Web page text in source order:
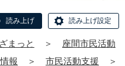
読み上げ 読み上げ設定
まっと ＞
座間市民活動
報 ＞ 市民活動支援
＞